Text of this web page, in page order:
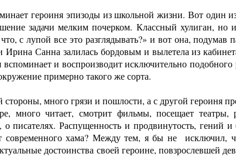
героиня эпизоды из школьной жизни. Вот один
задачи мелким почерком. Классный хулиган,
с лупой все это разглядывать?» и вот она, подумав
Ирина Санна залилась бордовым и вылетела из
и воспроизводит исключительно
примерно такого же сорта.
много грязи и пошлости, а с другой героиня
много читает, смотрит фильмы, посещает
писателях. Распущенность и продвинутость, гений
современного хама? Между тем, я бы не исключил,
достоинства своей героине, повзрослевшей